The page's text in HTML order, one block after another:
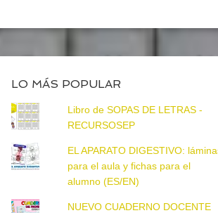
LO MÁS POPULAR
Libro de SOPAS DE LETRAS -
RECURSOSEP
EL APARATO DIGESTIVO:
para el aula y fichas para el
alumno (ES/EN)
NUEVO CUADERNO DOCENTE